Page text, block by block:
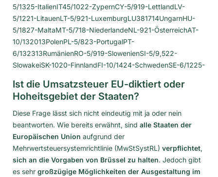
5/1325-ItalienIT45/1022-ZypernCY-5/919-LettlandLV-
5/1221-LitauenLT-5/921-LuxemburgLU381714UngarnHU-
5/1827-MaltaMT-5/718-NiederlandeNL-921-ÖsterreichAT-
10/132013PolenPL-5/823-PortugalPT-
6/132313RumänienRO-5/919-SlowenienSI-5/9,522-
SlowakeiSK-1020-FinnlandFI-10/1424-SchwedenSE-6/1225-
Ist die Umsatzsteuer EU-diktiert oder
Hoheitsgebiet der Staaten?
Diese Frage lässt sich nicht eindeutig mit ja oder nein
beantworten. Wie bereits erwähnt, sind alle Staaten der
Europäischen Union aufgrund der
Mehrwertsteuersystemrichtlinie (MwStSystRL) verpflichtet,
sich an die Vorgaben von Brüssel zu halten. Jedoch gibt
es sehr großzügige Möglichkeiten der Ausgestaltung im